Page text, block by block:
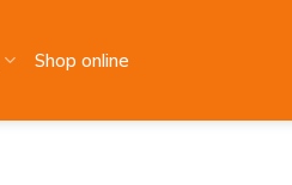
Shop online